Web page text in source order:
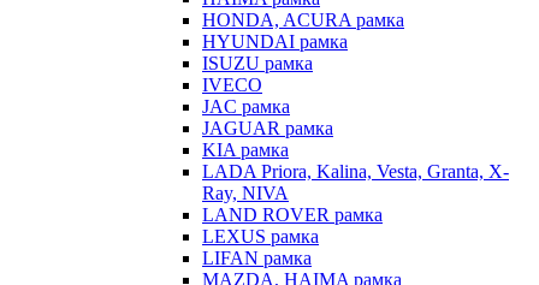
HONDA, ACURA рамка
HYUNDAI рамка
ISUZU рамка
IVECO
JAC рамка
JAGUAR рамка
KIA рамка
LADA Priora, Kalina, Vesta, Granta, X-
Ray, NIVA
LAND ROVER рамка
LEXUS рамка
LIFAN рамка
MAZDA, HAIMA рамка